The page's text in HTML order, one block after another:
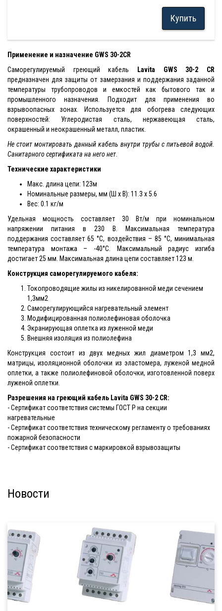
Купить
Применение и назначение GWS 30-2CR
Cаморегулируемый греющий кабель
Lavita GWS 30-2 CR
предназначен для защиты от замерзания и поддержания заданной
температуры трубопроводов и емкостей как бытового так и
промышленного назначения. Подходит для применения во
взрывоопасных зонах. Используется для обогрева следующих
поверхностей: Углеродистая сталь, нержавеющая сталь,
окрашенный и неокрашенный металл, пластик.
Не стоит монтировать данный кабель внутри трубы с питьевой водой.
Санитарного сертификата на него нет
Технические характеристики
Макс. длина цепи: 123м
Номинальные размеры, мм (Ш x В): 11.3 x 5.6
Вес: 0.1 кг/м
Удельная мощность составляет 30 Вт/м при номинальном
напряжении питания в 230 В. Максимальная температура
поддержания составляет 65 °С, воздействия – 85 °С, минимальная
температура монтажа – -40°С. Максимальный радиус изгиба
достигает 25 мм. Максимальная длина цепи составляет 123 м.
Конструкция саморегулируемого кабеля:
Токопроводящие жилы из никелированной меди сечением
1,3мм2
Саморегулирующийся нагревательный элемент
Модифицированная полиолефиновая оболочка
Экранирующая оплетка из луженной меди
Внешняя изоляция из полиолефина
Конструкция cостоит из двух медных жил диаметром 1,3 мм2,
матрицы, изоляционной оболочки из эластомера, луженой медной
оплетки, а также полиолефиновой оболочки, изготовленной поверх
луженой оплетки.
Разрешения на греющий кабель Lavita GWS 30-2 CR:
- Сертификат соответствия системы ГОСТ Р на секции
нагревательные
- Сертификат соответствия техническому регламенту о требованиях
пожарной безопасности
- Сертификат соответствия с маркировкой взрывозащиты
Новости